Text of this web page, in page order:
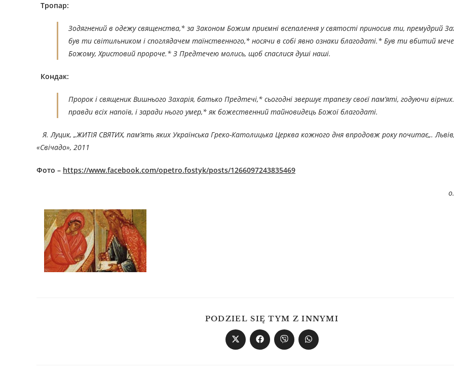
Тропар:
Зодягнений в одежу священства,* за Законом Божим приємні всепалення у святості приносив ти, премудрий
був ти світильником і споглядачем таїнственного,* носячи в собі явно ознаки благодаті.* Був ти вбитий
Божому, Христовий пророче.* З Предтечею молись, щоб спаслися душі наші.
Кондак:
Пророк і священик Вишнього Захарія, батько Предтечі,* сьогодні звершує трапезу своєї пам’яті, годуючи
правди всіх напоїв, і заради нього умер,* як божественний тайновидець Божої благодаті.
Я. Луцик, „ЖИТІЯ СВЯТИХ, пам’ять яких Українська Греко-Католицька Церква кожного дня впродовж року почитає„.
«Свічадо», 201 1
Фото – https://www.facebook.com/opetro.fostyk/posts/1266097243835469
PODZIEL SIĘ TYM Z INNYMI